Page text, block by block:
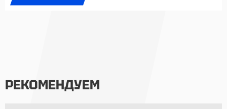
РЕКОМЕНДУЕМ